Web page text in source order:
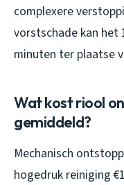
complexere
vorstschade kan het
minuten ter plaatse
Wat kost riool
gemiddeld?
Mechanisch
hogedruk reiniging